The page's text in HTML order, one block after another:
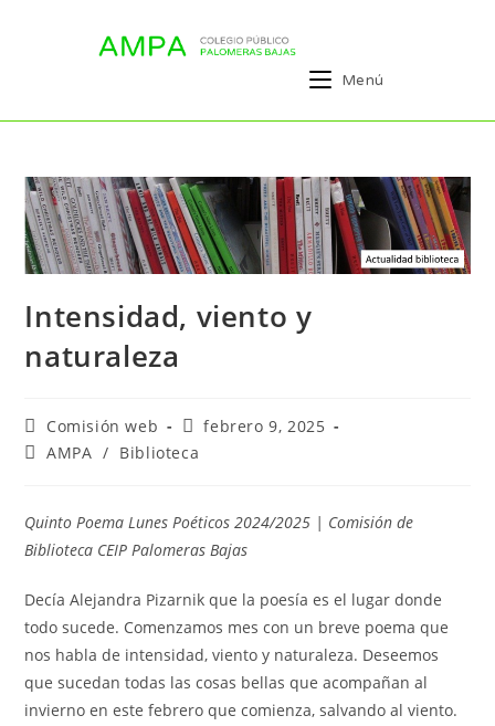
Menú
Intensidad, viento y
naturaleza
Comisión web
febrero 9, 2025
AMPA / Biblioteca
Quinto Poema Lunes Poéticos 2024/2025 | Comisión de
Biblioteca CEIP Palomeras Bajas
Decía Alejandra Pizarnik que la poesía es el lugar donde
todo sucede. Comenzamos mes con un breve poema que
nos habla de intensidad, viento y naturaleza. Deseemos
que sucedan todas las cosas bellas que acompañan al
invierno en este febrero que comienza, salvando al viento.